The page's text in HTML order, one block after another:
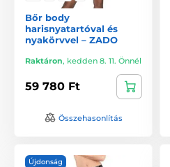
Bőr body
harisnyatartóval és
nyakörvvel – ZADO
Raktáron, kedden 8. 11. Önnél
59 780 Ft
Összehasonlítás
Újdonság